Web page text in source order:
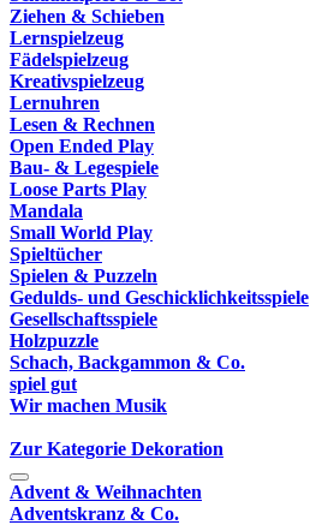
Ziehen & Schieben
Lernspielzeug
Fädelspielzeug
Kreativspielzeug
Lernuhren
Lesen & Rechnen
Open Ended Play
Bau- & Legespiele
Loose Parts Play
Mandala
Small World Play
Spieltücher
Spielen & Puzzeln
Gedulds- und Geschicklichkeitsspiele
Gesellschaftsspiele
Holzpuzzle
Schach, Backgammon & Co.
spiel gut
Wir machen Musik
Zur Kategorie Dekoration
Advent & Weihnachten
Adventskranz & Co.